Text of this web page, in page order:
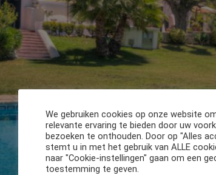
We gebruiken cookies op onze website
relevante ervaring te bieden door uw
bezoeken te onthouden. Door op "Alles
stemt u in met het gebruik van ALLE
naar "Cookie-instellingen" gaan om een
toestemming te geven.